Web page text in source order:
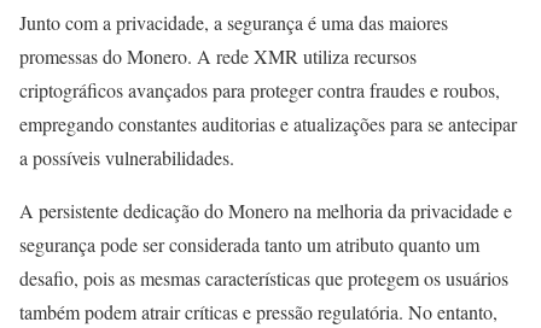
Junto com a privacidade, a segurança é uma das maiores
promessas do Monero. A rede XMR utiliza recursos
criptográficos avançados para proteger contra fraudes e roubos,
empregando constantes auditorias e atualizações para se antecipar
a possíveis vulnerabilidades.
A persistente dedicação do Monero na melhoria da privacidade e
segurança pode ser considerada tanto um atributo quanto um
desafio, pois as mesmas características que protegem os usuários
também podem atrair críticas e pressão regulatória. No entanto,